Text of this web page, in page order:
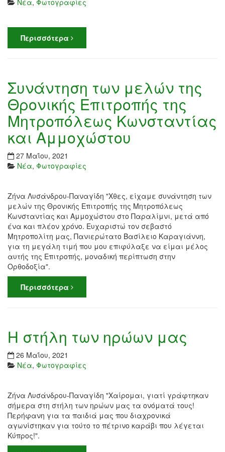
Νέα, Φωτογραφίες
Περισσότερα
Συνάντηση των μελών της
Θρονικής Επιτροπής της
Μητροπόλεως Κωνσταντίας
και Αμμοχώστου
27 Μαΐου, 2021
Νέα, Φωτογραφίες
Ζήνα Λυσάνδρου-Παναγίδη "Χθες, είχαμε συνάντηση των
μελών της Θρονικής Επιτροπής της Μητροπόλεως
Κωνσταντίας και Αμμοχώστου στο Παραλίμνι, μετά από
ένα και πλέον χρόνο. Ευχαριστώ τον σεβαστό
Μητροπολίτη μας, Πανιερώτατο Βασίλειο Καραγιάννη,
για τη μεγάλη τιμή που μου επιφύλαξε να είμαι μέλος
αυτής της Επιτροπής, μοναδική περίπτωση στην
Ορθοδοξία".
Περισσότερα
Η στήλη των ηρώων μας
26 Μαΐου, 2021
Νέα, Φωτογραφίες
Ζήνα Λυσάνδρου-Παναγίδη "Χαίρομαι, γιατί γράφτηκαν
σήμερα στη στήλη των ηρώων μας τα ονόματά τους!
Περήφανη για τα παιδιά μας που διαχρονικά
αγωνίστηκαν για τούτο το πέτρινο καράβι που λέγεται
Κύπρος!".